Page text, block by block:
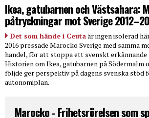
Ikea, gatubarnen och Västsahara:
påtryckningar mot Sverige
Det som hände i Ceutaär ingen isolerad
2016 pressade Marocko Sverige med samma
handel, för att stoppa ett svenskt erkännande
Historien om Ikea, gatubarnen på Södermalm
följde ger perspektiv på dagens svenska stöd
autonomiplan.
Marocko - Frihetsrörelsen som